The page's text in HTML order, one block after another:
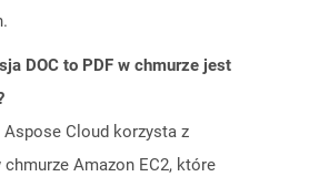
DOC to PDF w chmurze jest
Cloud korzysta z
Amazon EC2, które